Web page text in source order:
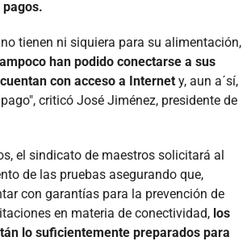
tienen ni siquiera para su alimentación,
han podido conectarse a sus
con acceso a Internet y, aun a´sí,
criticó José Jiménez, presidente de
el sindicato de maestros solicitará al
de las pruebas asegurando que,
con garantías para la prevención de
en materia de conectividad, los
lo suficientemente preparados para